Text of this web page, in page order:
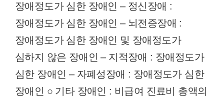
장애정도가 심한 장애인 – 정신장애 :
장애정도가 심한 장애인 – 뇌전증장애 :
장애정도가 심한 장애인 및 장애정도가
심하지 않은 장애인 – 지적장애 : 장애정도가
심한 장애인 – 자폐성장애 : 장애정도가 심한
장애인 ○ 기타 장애인 : 비급여 진료비 총액의